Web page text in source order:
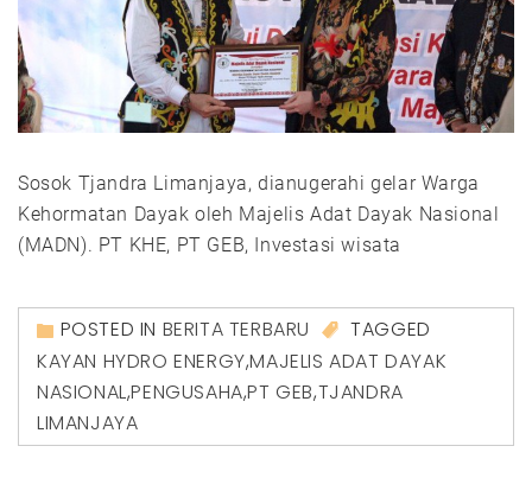
Sosok Tjandra Limanjaya, dianugerahi gelar Warga
Kehormatan Dayak oleh Majelis Adat Dayak Nasional
(MADN). PT KHE, PT GEB, Investasi wisata
POSTED IN BERITA TERBARU
TAGGED
KAYAN HYDRO ENERGY,MAJELIS ADAT DAYAK
NASIONAL,PENGUSAHA,PT GEB,TJANDRA
LIMANJAYA